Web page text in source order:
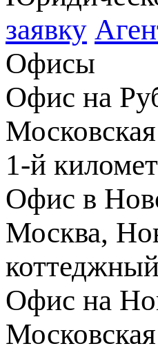
заявку
Офисы
Офис на
1-й
Офис в
Москва,
Офис на